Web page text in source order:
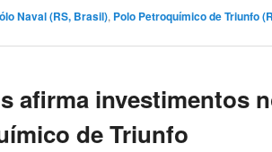
Naval (RS, Brasil), Polo Petroquímico de Triunfo
afirma investimentos
de Triunfo